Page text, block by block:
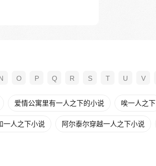
O P Q R S T U V
爱情公寓里有一人之下的小说 唉一人之下
一人之下小说 阿尔泰尔穿越一人之下小说